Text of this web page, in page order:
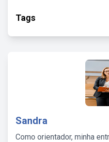
Tags
Sandra
Como orientador, minha